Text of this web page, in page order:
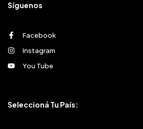
Síguenos
Facebook
Instagram
You Tube
Seleccioná Tu País: